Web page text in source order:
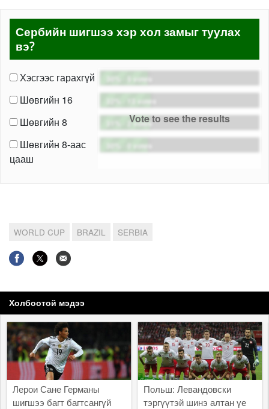
Сербийн шигшээ хэр хол замыг туулах
вэ?
Vote to see the results
Хэсгээс гарахгүй 5 votes
Шөвгийн 16 13 votes
Шөвгийн 8 2 votes
Шөвгийн 8-аас
цааш
0 votes
WORLD CUP BRAZIL SERBIA
Холбоотой мэдээ
Лерои Сане Германы
шигшээ багт багтсангүй
Польш: Левандовски
тэргүүтэй шинэ алтан үе